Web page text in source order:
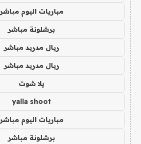
مباريات اليوم مباشر
برشلونة مباشر
ريال مدريد مباشر
ريال مدريد مباشر
يلا شوت
yalla shoot
مباريات اليوم مباشر
برشلونة مباشر